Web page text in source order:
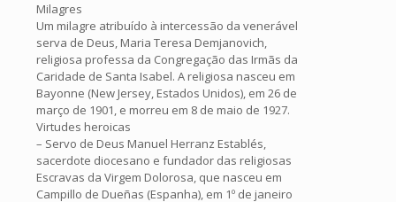
Milagres
Um milagre atribuído à intercessão da venerável
serva de Deus, Maria Teresa Demjanovich,
religiosa professa da Congregação das Irmãs da
Caridade de Santa Isabel. A religiosa nasceu em
Bayonne (New Jersey, Estados Unidos), em 26 de
março de 1901, e morreu em 8 de maio de 1927.
Virtudes heroicas
– Servo de Deus Manuel Herranz Establés,
sacerdote diocesano e fundador das religiosas
Escravas da Virgem Dolorosa, que nasceu em
Campillo de Dueñas (Espanha), em 1º de janeiro